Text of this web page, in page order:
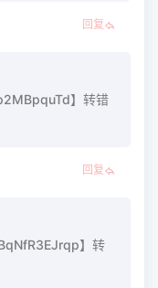
回复
】转错
回复
】转